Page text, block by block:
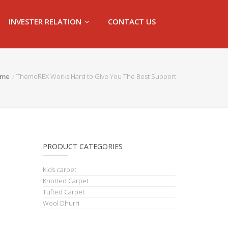
INVESTER RELATION CONTACT US
ThemeREX Works Hard to Give You The Best Support
PRODUCT CATEGORIES
Kids carpet
Knotted Carpet
Tufted Carpet
Wool Dhurri